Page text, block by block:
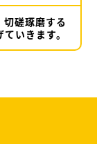
磋琢磨する
いきます。